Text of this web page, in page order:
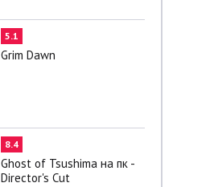
5.1
Grim Dawn
8.4
Ghost of Tsushima на пк -
Director's Cut